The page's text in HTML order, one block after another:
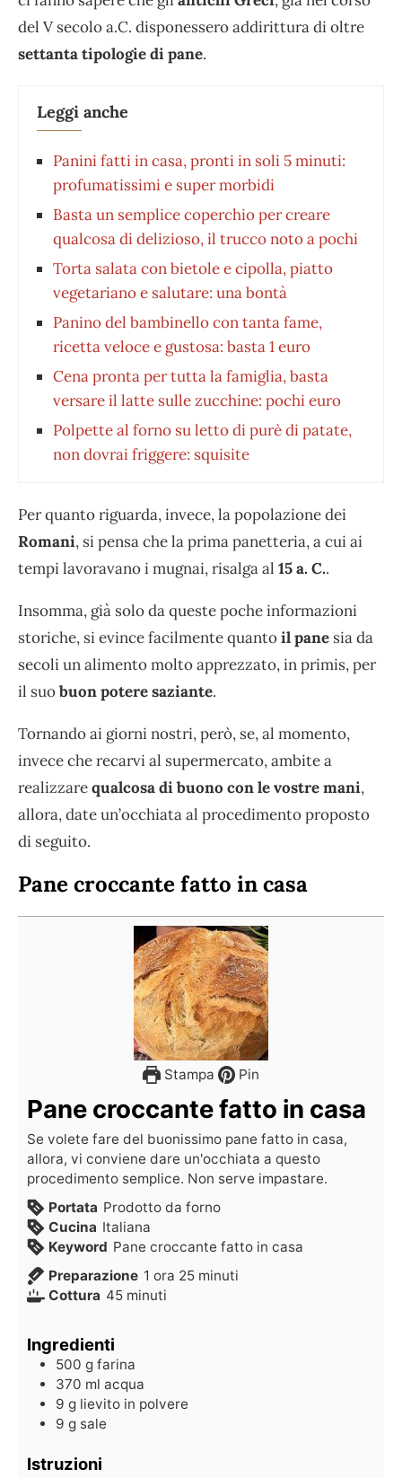
del V secolo a.C. disponessero addirittura di oltre
settanta tipologie di pane.
Leggi anche
Panini fatti in casa, pronti in soli 5 minuti:
profumatissimi e super morbidi
Basta un semplice coperchio per creare
qualcosa di delizioso, il trucco noto a pochi
Torta salata con bietole e cipolla, piatto
vegetariano e salutare: una bontà
Panino del bambinello con tanta fame,
ricetta veloce e gustosa: basta 1 euro
Cena pronta per tutta la famiglia, basta
versare il latte sulle zucchine: pochi euro
Polpette al forno su letto di purè di patate,
non dovrai friggere: squisite
Per quanto riguarda, invece, la popolazione dei
Romani, si pensa che la prima panetteria, a cui ai
tempi lavoravano i mugnai, risalga al 15 a. C..
Insomma, già solo da queste poche informazioni
storiche, si evince facilmente quantoil pane sia da
secoli un alimento molto apprezzato, in primis, per
il suobuon potere saziante.
Tornando ai giorni nostri, però, se, al momento,
invece che recarvi al supermercato, ambite a
realizzarequalcosa di buono con le vostre mani,
allora, date un’occhiata al procedimento proposto
di seguito.
Pane croccante fatto in casa
Stampa Pin
Pane croccante fatto in casa
Se volete fare del buonissimo pane fatto in casa,
allora, vi conviene dare un'occhiata a questo
procedimento semplice. Non serve impastare.
Portata Prodotto da forno
Cucina Italiana
Keyword Pane croccante fatto in casa
Preparazione 1 ora 25 minuti
Cottura 45 minuti
Ingredienti
500 g farina
370 ml acqua
9 g lievito in polvere
9 g sale
Istruzioni